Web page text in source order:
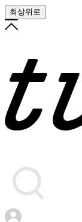
최상위로